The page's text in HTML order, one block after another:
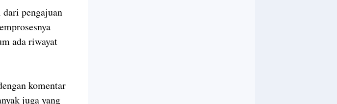
pengajuan
ada riwayat
komentar
juga yang